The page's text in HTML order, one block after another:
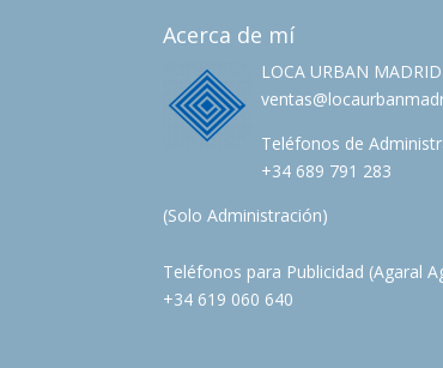
Acerca de mí
LOCA URBAN
Teléfonos de
+34 689 791 283
(Solo Administración)
Teléfonos para Publicidad (Agaral
+34 619 060 640